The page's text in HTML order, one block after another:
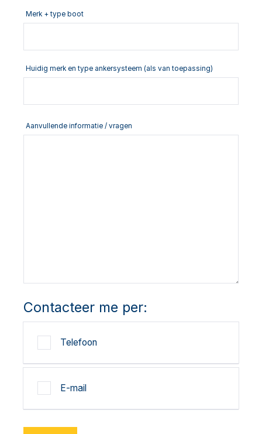
Merk + type boot
Huidig merk en type ankersysteem (als van toepassing)
Aanvullende informatie / vragen
Contacteer me per:
Telefoon
E-mail